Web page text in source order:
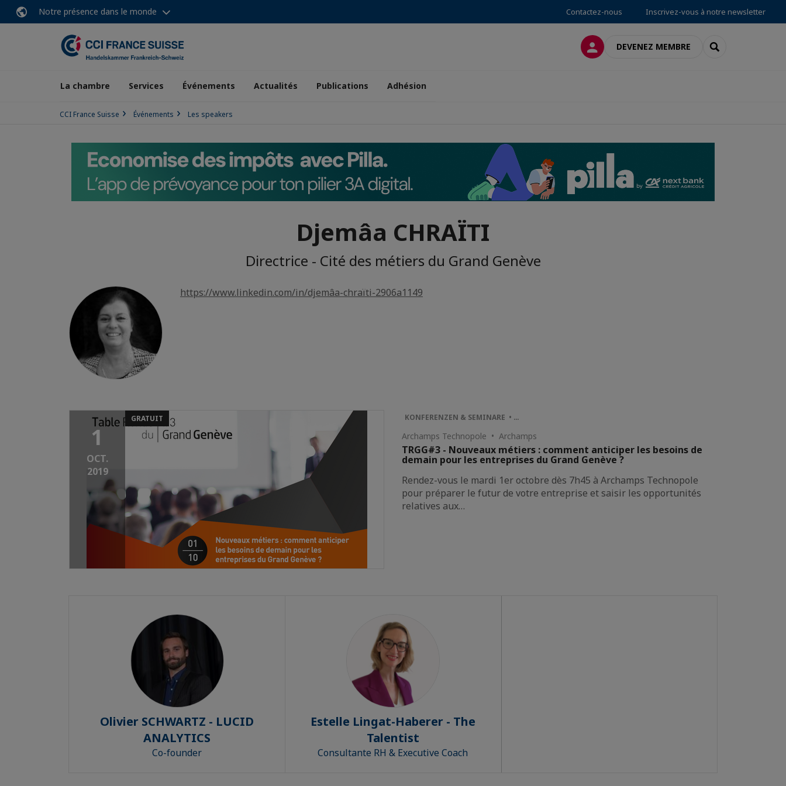
Notre présence dans le monde Contactez-nous Inscrivez-vous à notre newsletter
CONNEXIONDEVENEZ MEMBRE RECHERCHER
La chambre Services Événements Actualités Publications Adhésion
CCI France Suisse Événements Les speakers
Djemâa CHRAÏTI
Directrice - Cité des métiers du Grand Genève
https://www.linkedin.com/in/djemâa-chraïti-2906a1149
1
OCT.
2019
GRATUIT KONFERENZEN & SEMINARE • …
Archamps Technopole • Archamps
TRGG#3 - Nouveaux métiers : comment anticiper les besoins de
demain pour les entreprises du Grand Genève ?
Rendez-vous le mardi 1er octobre dès 7h45 à Archamps Technopole
pour préparer le futur de votre entreprise et saisir les opportunités
relatives aux…
Olivier SCHWARTZ - LUCID
ANALYTICS
Co-founder
Estelle Lingat-Haberer - The
Talentist
Consultante RH & Executive Coach